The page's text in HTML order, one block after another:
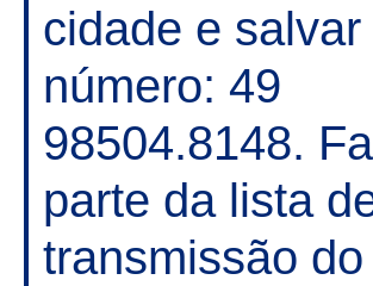
cidade e salvar
número: 49
98504.8148.
parte da lista
transmissão